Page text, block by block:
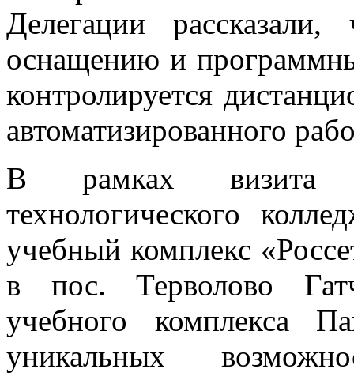
Делегации
оснащению и
контролируется
автоматизированного
В рамках визита
технологического
учебный комплекс
в пос. Терволово
учебного комплекса
уникальных